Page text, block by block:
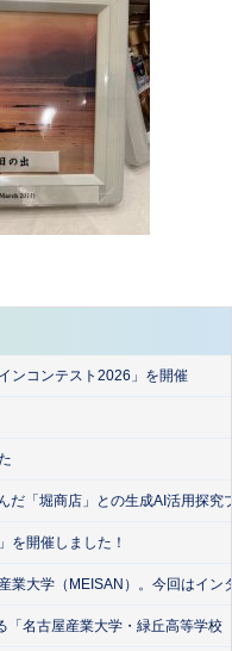
ンコンテスト2026」を開催
「堀商店」との生成AI活用探究
を開催しました！
業大学（MEISAN）。今回はイ
「名古屋産業大学・緑丘高等学